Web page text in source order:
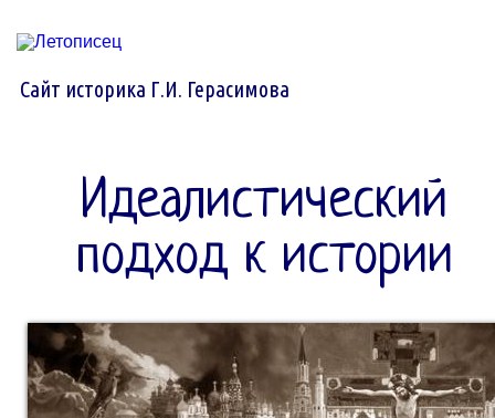
Сайт историка Г.И. Герасимова
Идеалистический
подход к истории